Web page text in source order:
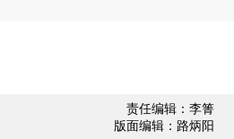
责任编辑：李箐
版面编辑：路炳阳